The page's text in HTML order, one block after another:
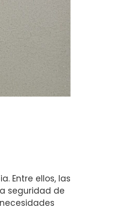
Entre ellos, las
seguridad de